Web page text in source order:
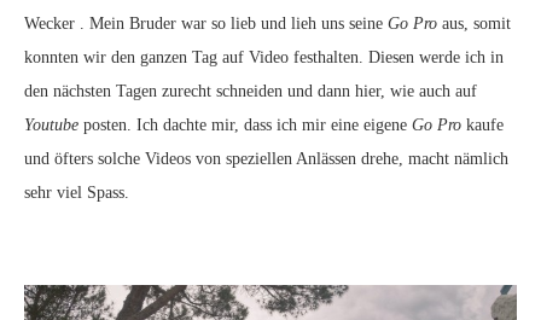
Wecker . Mein Bruder war so lieb und lieh uns seine Go Pro aus, somit
konnten wir den ganzen Tag auf Video festhalten. Diesen werde ich in
den nächsten Tagen zurecht schneiden und dann hier, wie auch auf
Youtube posten. Ich dachte mir, dass ich mir eine eigene Go Pro kaufe
und öfters solche Videos von speziellen Anlässen drehe, macht nämlich
sehr viel Spass.